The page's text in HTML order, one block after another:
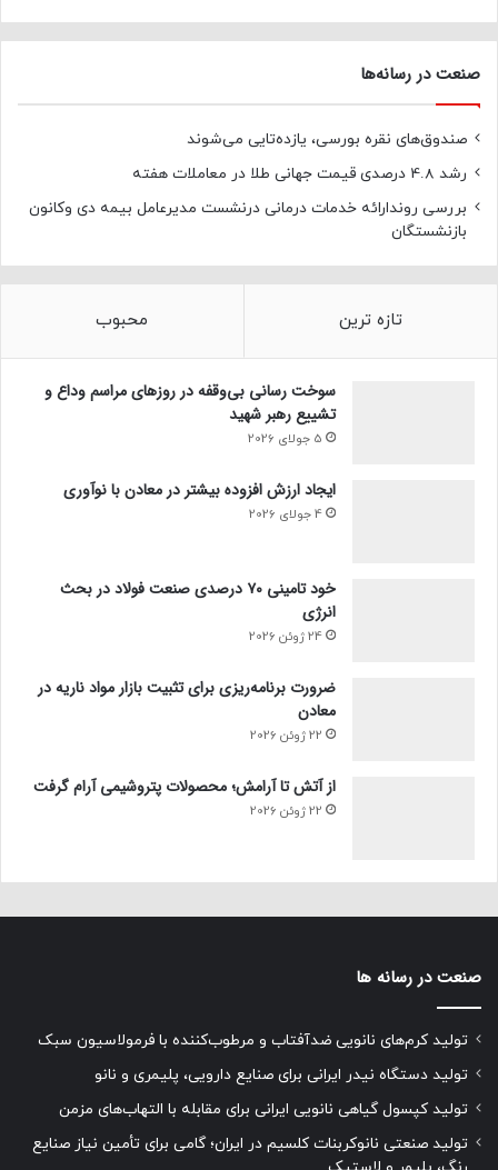
صنعت در رسانه‌ها
صندوق‌های نقره بورسی، یازده‌تایی می‌شوند
رشد 4.8 درصدی قیمت جهانی طلا در معاملات هفته
بررسی روندارائه خدمات درمانی درنشست مدیرعامل بیمه دی وکانون
بازنشستگان
تازه ترین محبوب
سوخت رسانی بی‌وقفه در روز‌های مراسم وداع و
تشییع رهبر شهید
5 جولای 2026
ایجاد ارزش افزوده بیشتر در معادن با نوآوری
4 جولای 2026
خود تامینی ۷۰ درصدی صنعت فولاد در بحث
انرژی
24 ژوئن 2026
ضرورت برنامه‌ریزی برای تثبیت بازار مواد ناریه در
معادن
22 ژوئن 2026
از آتش تا آرامش؛ محصولات پتروشیمی آرام گرفت
22 ژوئن 2026
صنعت در رسانه ها
تولید کرم‌های نانویی ضدآفتاب و مرطوب‌کننده با فرمولاسیون سبک
تولید دستگاه نیدر ایرانی برای صنایع دارویی، پلیمری و نانو
تولید کپسول گیاهی نانویی ایرانی برای مقابله با التهاب‌های مزمن
تولید صنعتی نانوکربنات کلسیم در ایران؛ گامی برای تأمین نیاز صنایع